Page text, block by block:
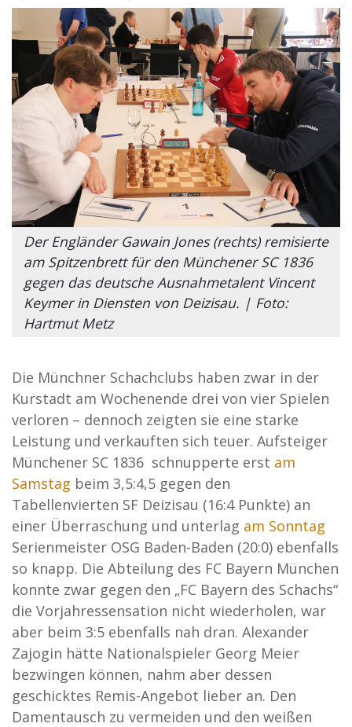
Der Engländer Gawain Jones (rechts) remisierte
am Spitzenbrett für den Münchener SC 1836
gegen das deutsche Ausnahmetalent Vincent
Keymer in Diensten von Deizisau. | Foto:
Hartmut Metz
Die Münchner Schachclubs haben zwar in der
Kurstadt am Wochenende drei von vier Spielen
verloren – dennoch zeigten sie eine starke
Leistung und verkauften sich teuer. Aufsteiger
Münchener SC 1836 schnupperte erst am
Samstag beim 3,5:4,5 gegen den
Tabellenvierten SF Deizisau (16:4 Punkte) an
einer Überraschung und unterlag am Sonntag
Serienmeister OSG Baden-Baden (20:0) ebenfalls
so knapp. Die Abteilung des FC Bayern München
konnte zwar gegen den „FC Bayern des Schachs“
die Vorjahressensation nicht wiederholen, war
aber beim 3:5 ebenfalls nah dran. Alexander
Zajogin hätte Nationalspieler Georg Meier
bezwingen können, nahm aber dessen
geschicktes Remis-Angebot lieber an. Den
Damentausch zu vermeiden und den weißen